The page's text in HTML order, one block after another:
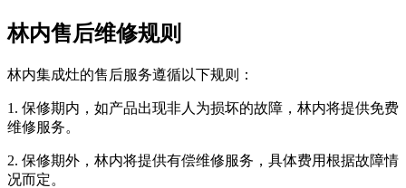
林内售后维修规则
林内集成灶的售后服务遵循以下规则：
1. 保修期内，如产品出现非人为损坏的故障，林内将提供免费
维修服务。
2. 保修期外，林内将提供有偿维修服务，具体费用根据故障情
况而定。